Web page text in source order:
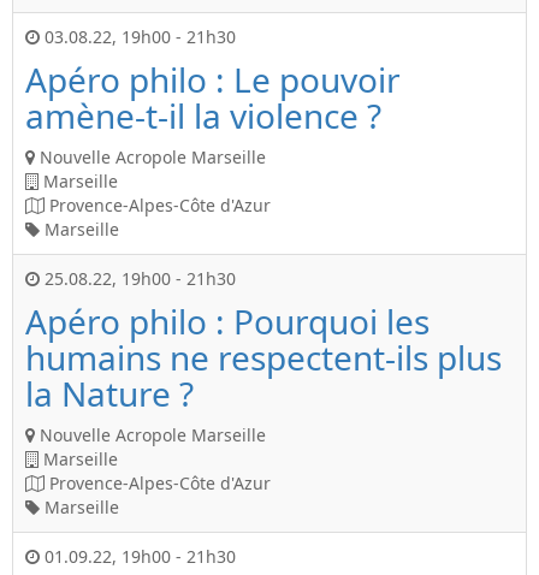
03.08.22, 19h00 - 21h30
Apéro philo : Le pouvoir
amène-t-il la violence ?
Nouvelle Acropole Marseille
Marseille
Provence-Alpes-Côte d'Azur
Marseille
25.08.22, 19h00 - 21h30
Apéro philo : Pourquoi les
humains ne respectent-ils plus
la Nature ?
Nouvelle Acropole Marseille
Marseille
Provence-Alpes-Côte d'Azur
Marseille
01.09.22, 19h00 - 21h30